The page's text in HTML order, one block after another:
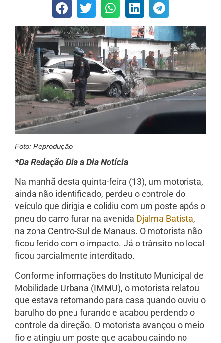
Foto: Reprodução
*Da Redação Dia a Dia Notícia
Na manhã desta quinta-feira (13), um motorista,
ainda não identificado, perdeu o controle do
veículo que dirigia e colidiu com um poste após o
pneu do carro furar na avenida Djalma Batista,
na zona Centro-Sul de Manaus. O motorista não
ficou ferido com o impacto. Já o trânsito no local
ficou parcialmente interditado.
Conforme informações do Instituto Municipal de
Mobilidade Urbana (IMMU), o motorista relatou
que estava retornando para casa quando ouviu o
barulho do pneu furando e acabou perdendo o
controle da direção. O motorista avançou o meio
fio e atingiu um poste que acabou caindo no